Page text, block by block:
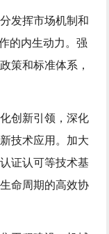
发挥市场机制和
的内生动力。强
策和标准体系，
创新引领，深化
技术应用。加大
证认可等技术基
命周期的高效协